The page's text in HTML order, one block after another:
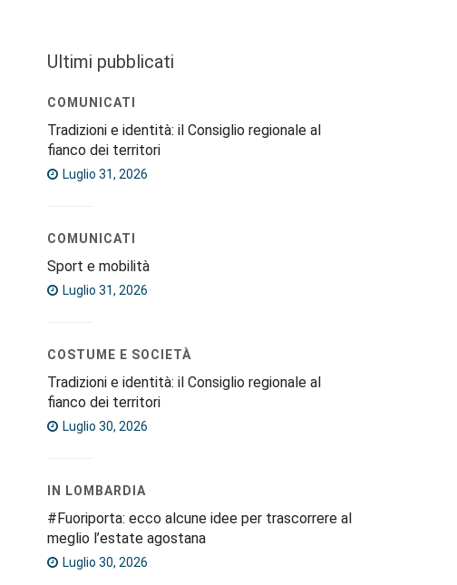
Ultimi pubblicati
COMUNICATI
Tradizioni e identità: il Consiglio regionale al
fianco dei territori
Luglio 31, 2026
COMUNICATI
Sport e mobilità
Luglio 31, 2026
COSTUME E SOCIETÀ
Tradizioni e identità: il Consiglio regionale al
fianco dei territori
Luglio 30, 2026
IN LOMBARDIA
#Fuoriporta: ecco alcune idee per trascorrere al
meglio l’estate agostana
Luglio 30, 2026